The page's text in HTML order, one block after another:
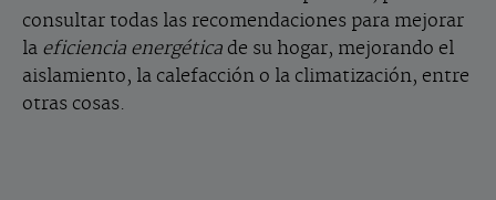
consultar todas las recomendaciones para mejorar
la eficiencia energética de su hogar, mejorando el
aislamiento, la calefacción o la climatización, entre
otras cosas.